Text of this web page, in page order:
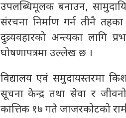
उपलब्धिमूलक बनाउन,
संरचना निर्माण गर्न तीनै
दुव्र्यवहारको अन्त्यका लागि
घोषणापत्रमा उल्लेख छ ।
विद्यालय एवं समुदायस्तरमा
सूचना केन्द्र तथा सेवा र
कात्तिक १७ गते जाजरकोटको